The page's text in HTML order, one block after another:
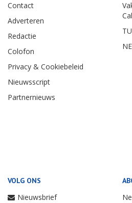
Contact
Adverteren
Redactie
Colofon
Privacy & Cookiebeleid
Nieuwsscript
Partnernieuws
VOLG ONS
Nieuwsbrief